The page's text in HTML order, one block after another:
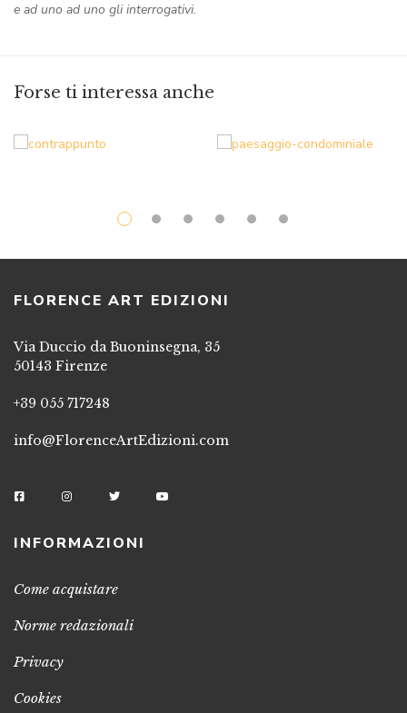
e ad uno ad uno gli interrogativi.
Forse ti interessa anche
FLORENCE ART EDIZIONI
Via Duccio da Buoninsegna, 35
50143 Firenze
+39 055 717248
info@FlorenceArtEdizioni.com
INFORMAZIONI
Come acquistare
Norme redazionali
Privacy
Cookies